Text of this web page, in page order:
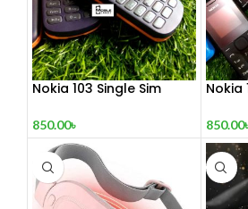
Nokia 103 Single Sim
850.00৳
Nokia
850.00